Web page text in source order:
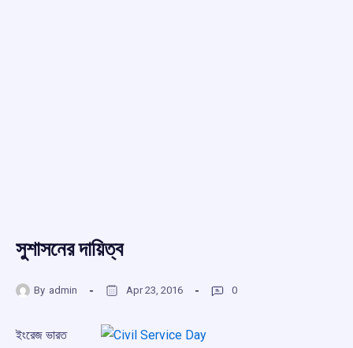
সুশাসনের দায়িত্ব
By admin Apr 23, 2016 0
ইংরেজ ভারত